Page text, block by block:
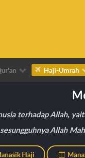
Haji-Umrah
terhadap Allah,
Allah
Haji